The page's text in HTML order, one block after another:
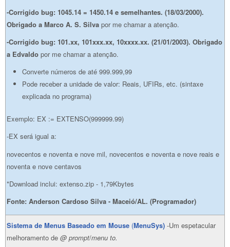
-Corrigido bug: 1045.14 = 1450.14 e semelhantes. (18/03/2000).
Obrigado a Marco A. S. Silva por me chamar a atenção.
-Corrigido bug: 101.xx, 101xxx.xx, 10xxxx.xx. (21/01/2003). Obrigado
a Edvaldo por me chamar a atenção.
Converte números de até 999.999,99
Pode receber a unidade de valor: Reais, UFIRs, etc. (sintaxe
explicada no programa)
Exemplo: EX := EXTENSO(999999.99)
-EX será igual a:
novecentos e noventa e nove mil, novecentos e noventa e nove reais e
noventa e nove centavos
*Download inclui: extenso.zip - 1,79Kbytes
Fonte: Anderson Cardoso Silva - Maceió/AL. (Programador)
Sistema de Menus Baseado em Mouse (MenuSys) -Um espetacular
melhoramento de @ prompt/menu to.